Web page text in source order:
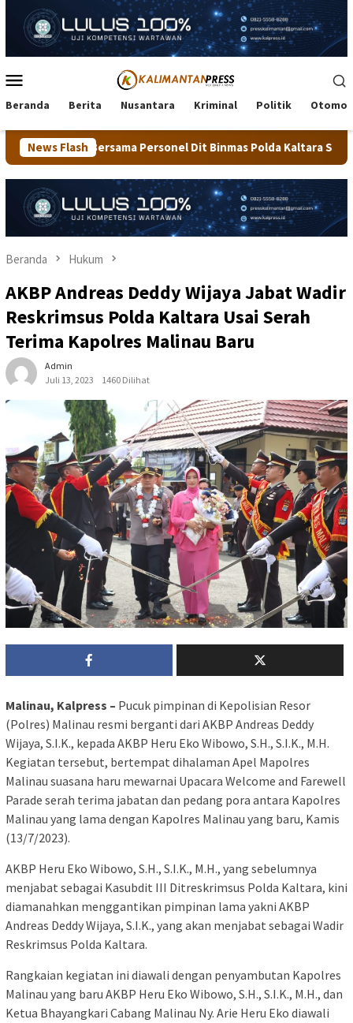
konten
Mobile
Beranda Berita Nusantara Kriminal Politik
News Flash
Dit Binmas Polda Kaltara Salurkan Beras SPHP Kepada
Beranda Hukum
AKBP Andreas Deddy Wijaya Jabat Wadir
Reskrimsus Polda Kaltara Usai Serah
Terima Kapolres Malinau Baru
Admin
Juli 13, 2023
1460 Dilihat
Malinau, Kalpress – Pucuk pimpinan di Kepolisian Resor
(Polres) Malinau resmi berganti dari AKBP Andreas Deddy
Wijaya, S.I.K., kepada AKBP Heru Eko Wibowo, S.H., S.I.K., M.H.
Kegiatan tersebut, bertempat dihalaman Apel Mapolres
Malinau suasana haru mewarnai Upacara Welcome and Farewell
Parade serah terima jabatan dan pedang pora antara Kapolres
Malinau yang lama dengan Kapolres Malinau yang baru, Kamis
(13/7/2023).
AKBP Heru Eko Wibowo, S.H., S.I.K., M.H., yang sebelumnya
menjabat sebagai Kasubdit III Ditreskrimsus Polda Kaltara, kini
diamanahkan menggantikan pimpinan lama yakni AKBP
Andreas Deddy Wijaya, S.I.K., yang akan menjabat sebagai Wadir
Reskrimsus Polda Kaltara.
Rangkaian kegiatan ini diawali dengan penyambutan Kapolres
Malinau yang baru AKBP Heru Eko Wibowo, S.H., S.I.K., M.H., dan
Ketua Bhayangkari Cabang Malinau Ny. Arie Heru Eko diawali